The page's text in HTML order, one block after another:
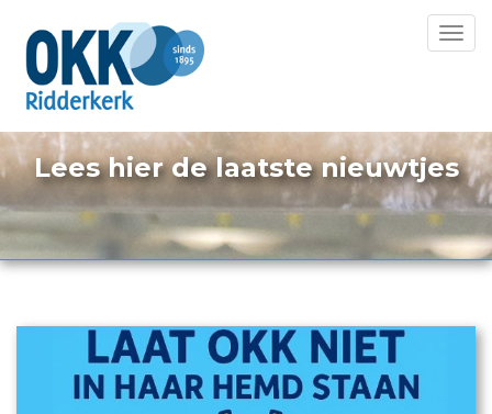
Lees hier de laatste nieuwtjes